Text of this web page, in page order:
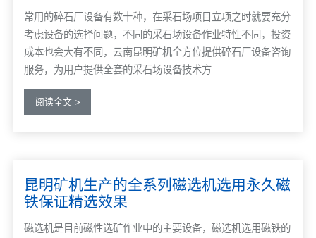
常用的碎石厂设备有数十种，在采石场项目立项之时就要充分
考虑设备的选择问题，不同的采石场设备作业特性不同，投资
成本也会大有不同，云南昆明矿机全方位提供碎石厂设备咨询
服务，为用户提供全套的采石场设备技术方
阅读全文 >
昆明矿机生产的全系列磁选机选用永久磁
铁保证精选效果
磁选机是目前磁性选矿作业中的主要设备，磁选机选用磁铁的